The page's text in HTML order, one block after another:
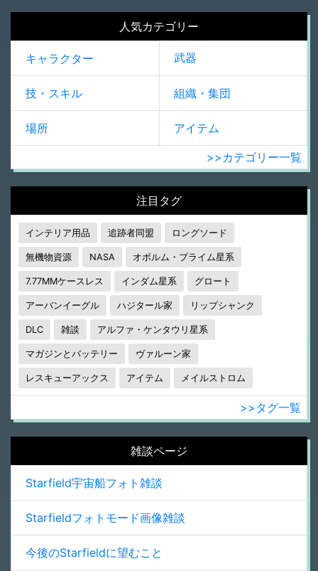
人気カテゴリー
キャラクター 武器
技・スキル 組織・集団
場所 アイテム
>>カテゴリー一覧
注目タグ
インテリア用品 追跡者同盟 ロングソード
無機物資源 NASA オボルム・プライム星系
7.77MMケースレス インダム星系 グロート
アーバンイーグル ハジタール家 リップシャンク
DLC 雑談 アルファ・ケンタウリ星系
マガジンとバッテリー ヴァルーン家
レスキューアックス アイテム メイルストロム
>>タグ一覧
雑談ページ
Starfield宇宙船フォト雑談
Starfieldフォトモード画像雑談
今後のStarfieldに望むこと